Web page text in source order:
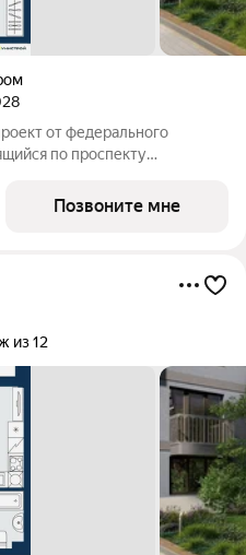
от федерального
по проспекту
- 5 минут ходьбы до 3
Легко
Позвоните мне
из 12